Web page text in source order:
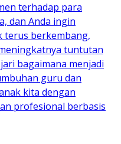
terhadap para
dan Anda ingin
terus berkembang,
tuntutan
bagaimana menjadi
guru dan
kita dengan
profesional berbasis